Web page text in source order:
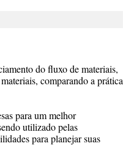
do fluxo de materiais,
comparando a prática
para um melhor
utilizado pelas
para planejar suas